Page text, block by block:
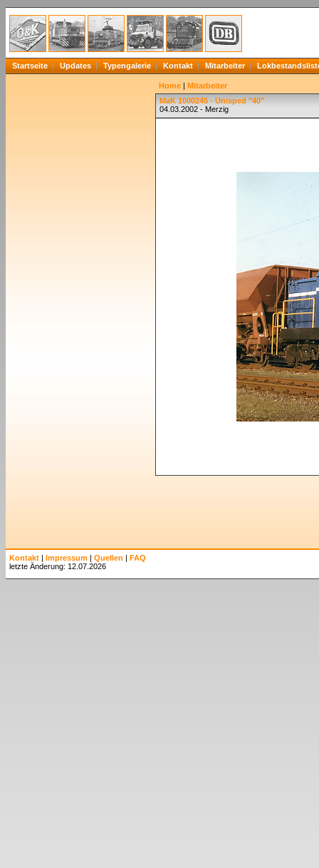
Startseite Updates Typengalerie Kontakt Mitarbeiter
Home | Mitarbeiter
MaK 1000245 - Unisped "40"
04.03.2002 - Merzig
Kontakt | Impressum | Quellen | FAQ
letzte Änderung: 12.07.2026